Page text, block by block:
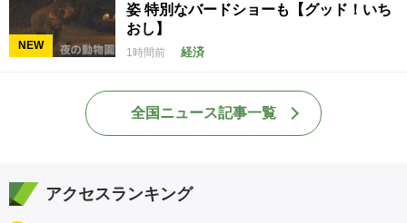
NEW
姿 特別なバードショーも【グッド！いち
おし】
1時間前 経済
全国ニュース記事一覧
アクセスランキング